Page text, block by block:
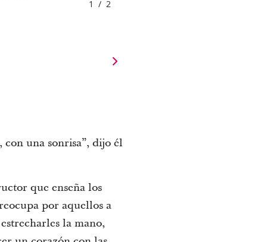
1 / 2
con una sonrisa”, dijo él
que enseña los
por aquellos a
la mano,